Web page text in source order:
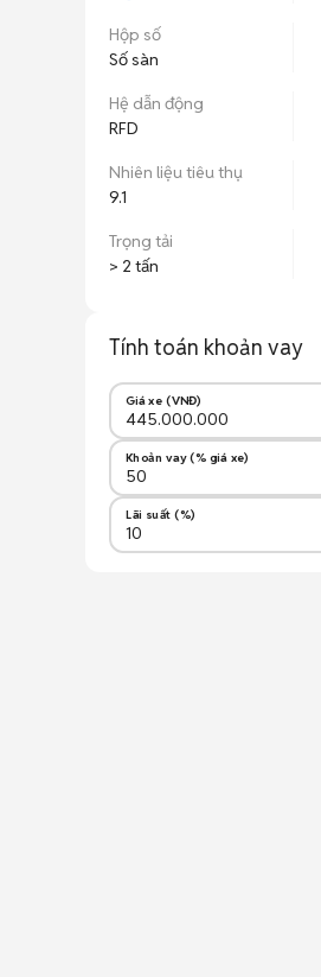
Hộp số
Số sàn
Hệ dẫn động
RFD
Nhiên liệu tiêu thụ
9.1
Trọng tải
> 2 tấn
Tính toán khoản vay
Giá xe (VNĐ)
Khoản vay (% giá xe)
Lãi suất (%)